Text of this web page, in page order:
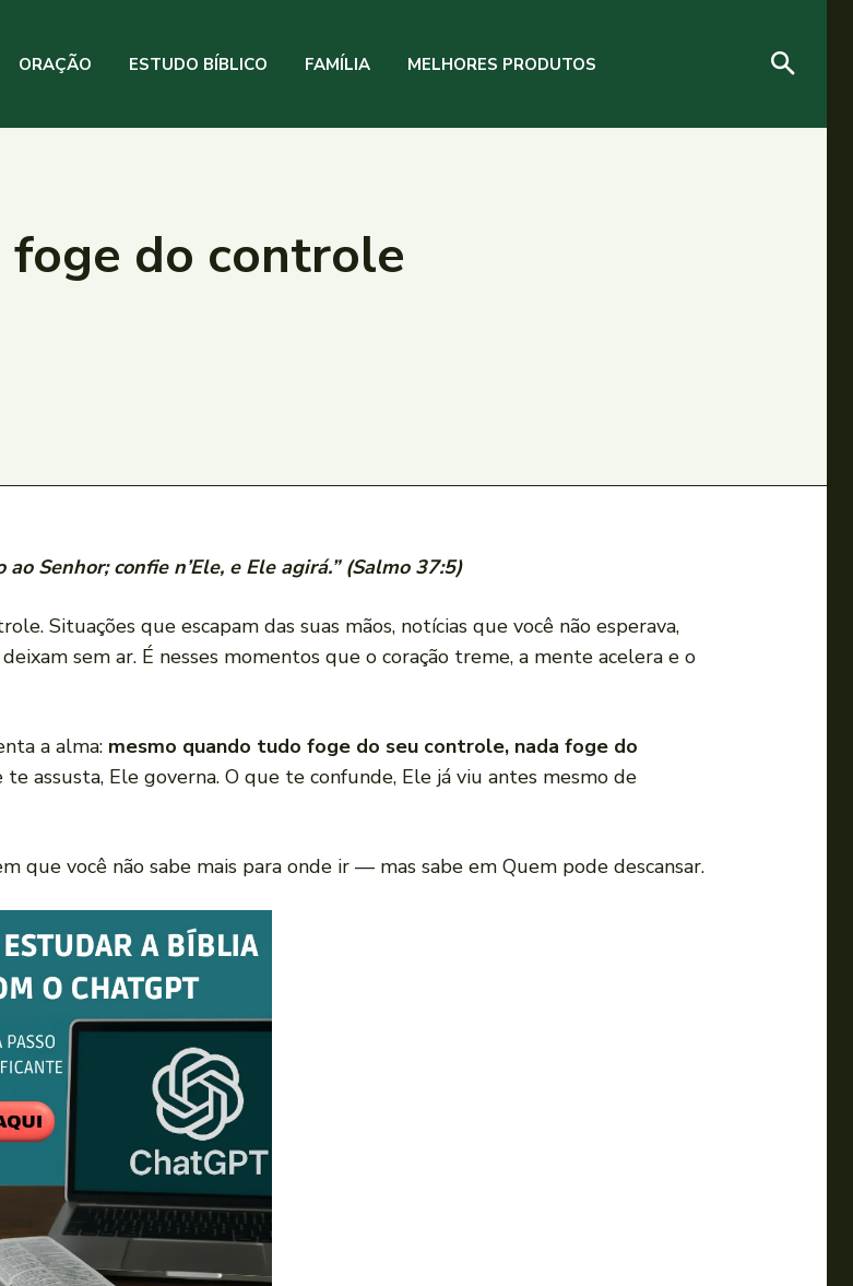
ORAÇÃO ESTUDO BÍBLICO FAMÍLIA MELHORES PRODUTOS
do controle
ao Senhor; confie n’Ele, e Ele agirá.” (Salmo 37:5)
Situações que escapam das suas mãos, notícias que você não esperava,
sem ar. É nesses momentos que o coração treme, a mente acelera e o
a alma: mesmo quando tudo foge do seu controle, nada foge do
te assusta, Ele governa. O que te confunde, Ele já viu antes mesmo de
que você não sabe mais para onde ir — mas sabe em Quem pode descansar.